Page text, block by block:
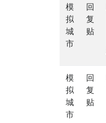
模
拟
城
市
回
复
贴
模
拟
城
市
回
复
贴